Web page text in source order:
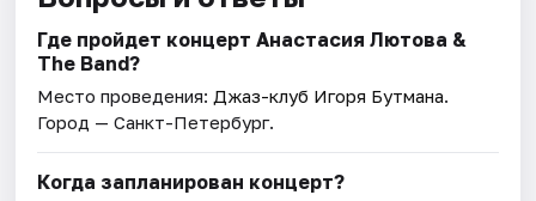
Где пройдет концерт Анастасия Лютова &
The Band?
Место проведения: Джаз-клуб Игоря Бутмана.
Город — Санкт-Петербург.
Когда запланирован концерт?